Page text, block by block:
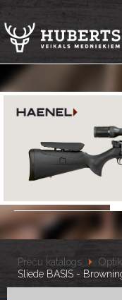
Preču katalogs
Sliede BASIS -